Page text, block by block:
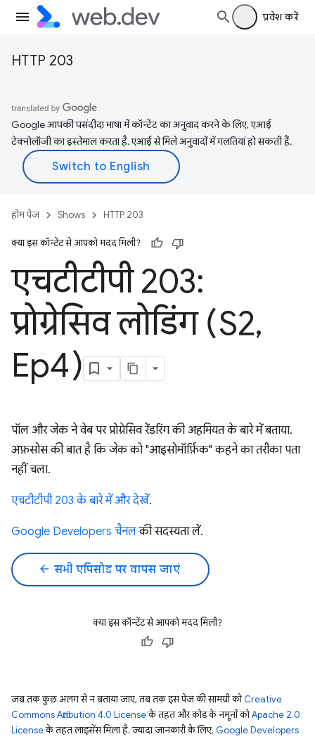
प्रवेश करें
HTTP 203
Google आपकी पसंदीदा भाषा में कॉन्टेंट का अनुवाद करने के लिए, एआई
टेक्नोलॉजी का इस्तेमाल करता है. एआई से मिले अनुवादों में गलतियां हो सकती हैं.
होम पेज Shows HTTP 203
क्या इस कॉन्टेंट से आपको मदद मिली?
एचटीटीपी 203:
प्रोग्रेसिव लोडिंग (S2,
Ep4)
पॉल और जेक ने वेब पर प्रोग्रेसिव रेंडरिंग की अहमियत के बारे में बताया.
अफ़सोस की बात है कि जेक को "आइसोमॉर्फ़िक" कहने का तरीका पता
नहीं चला.
एचटीटीपी 203 के बारे में और देखें.
Google Developers चैनलकी सदस्यता लें.
arrow_back सभी एपिसोड पर वापस जाएं
क्या इस कॉन्टेंट से आपको मदद मिली?
जब तक कुछ अलग से न बताया जाए, तब तक इस पेज की सामग्री कोCreative
Commons Attribution 4.0 Licenseके तहत और कोड के नमूनों कोApache 2.0
Licenseके तहत लाइसेंस मिला है. ज़्यादा जानकारी के लिए, Google Developers